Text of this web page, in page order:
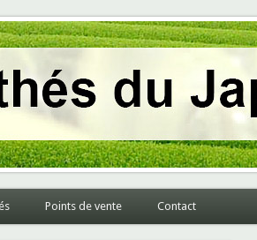
Points de vente Contact